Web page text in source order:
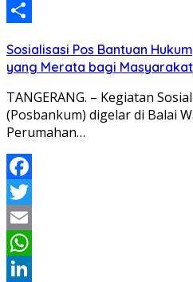
LinkedIn
Sosialisasi Pos Bantuan
yang Merata bagi Masyarakat
TANGERANG. – Kegiatan
(Posbankum) digelar di Balai
Perumahan…
Facebook
Twitter
Email
WhatsApp